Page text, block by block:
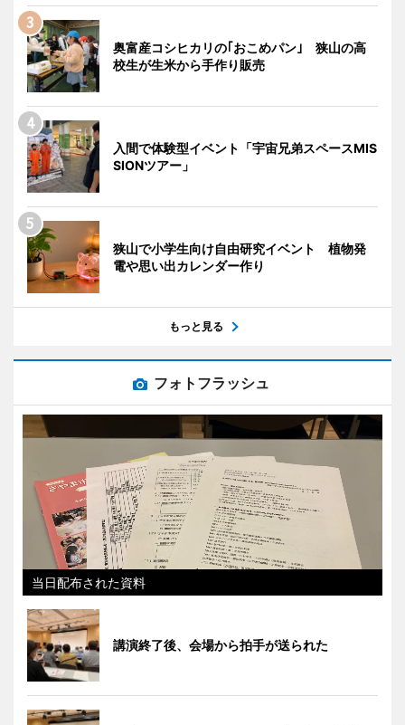
奥富産コシヒカリの｢おこめパン｣ 狭山の高
校生が生米から手作り販売
入間で体験型イベント「宇宙兄弟スペースMIS
SIONツアー」
狭山で小学生向け自由研究イベント 植物発
電や思い出カレンダー作り
もっと見る
フォトフラッシュ
当日配布された資料
講演終了後、会場から拍手が送られた